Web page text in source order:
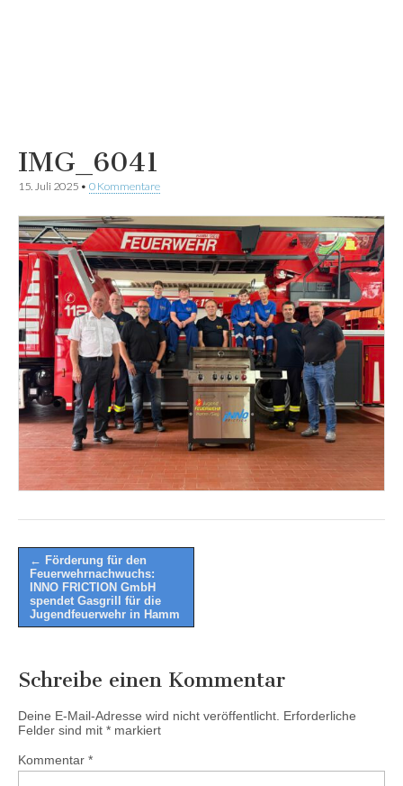
IMG_6041
15. Juli 2025 • 0 Kommentare
Post
navigation
← Förderung für den
Feuerwehrnachwuchs:
INNO FRICTION GmbH
spendet Gasgrill für die
Jugendfeuerwehr in Hamm
Schreibe einen Kommentar
Deine E-Mail-Adresse wird nicht veröffentlicht. Erforderliche
Felder sind mit * markiert
Kommentar *